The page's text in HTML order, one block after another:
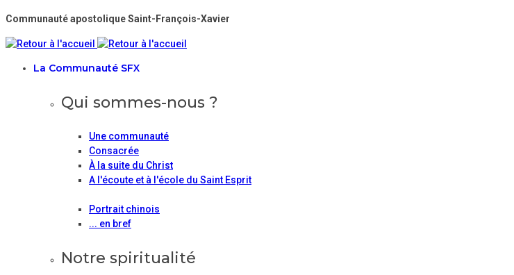
Communauté apostolique Saint-François-Xavier
La Communauté SFX
Qui sommes-nous ?
Une communauté
Consacrée
À la suite du Christ
A l'écoute et à l'école du Saint Esprit
Portrait chinois
... en bref
Notre spiritualité